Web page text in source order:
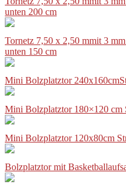
unten 200 cm
Tornetz 7,50 x 2,50 mmit 3
unten 150 cm
Mini Bolzplatztor
Mini Bolzplatztor 180×120 cm
Mini Bolzplatztor 120x80cm
Bolzplatztor mit